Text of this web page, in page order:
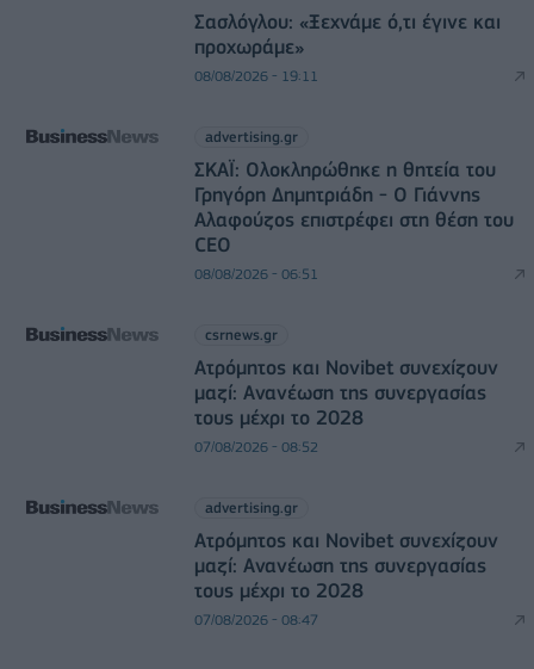
Σασλόγλου: «Ξεχνάμε ό,τι έγινε και
προχωράμε»
08/08/2026 - 19:11
advertising.gr
ΣΚΑΪ: Ολοκληρώθηκε η θητεία του
Γρηγόρη Δημητριάδη - Ο Γιάννης
Αλαφούζος επιστρέφει στη θέση του
CEO
08/08/2026 - 06:51
csrnews.gr
Ατρόμητος και Novibet συνεχίζουν
μαζί: Ανανέωση της συνεργασίας
τους μέχρι το 2028
07/08/2026 - 08:52
advertising.gr
Ατρόμητος και Novibet συνεχίζουν
μαζί: Ανανέωση της συνεργασίας
τους μέχρι το 2028
07/08/2026 - 08:47